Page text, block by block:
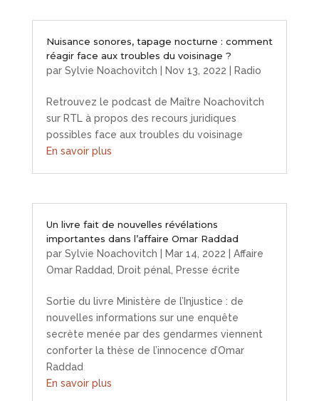
Nuisance sonores, tapage nocturne : comment
réagir face aux troubles du voisinage ?
par Sylvie Noachovitch Nov 13, 2022 Radio
Retrouvez le podcast de Maître Noachovitch
sur RTL à propos des recours juridiques
possibles face aux troubles du voisinage
En savoir plus
Un livre fait de nouvelles révélations
importantes dans l’affaire Omar Raddad
par Sylvie Noachovitch Mar 14, 2022
Affaire
Omar Raddad, Droit pénal, Presse écrite
Sortie du livre Ministère de l’Injustice : de
nouvelles informations sur une enquête
secrète menée par des gendarmes viennent
conforter la thèse de l’innocence d’Omar
Raddad
En savoir plus